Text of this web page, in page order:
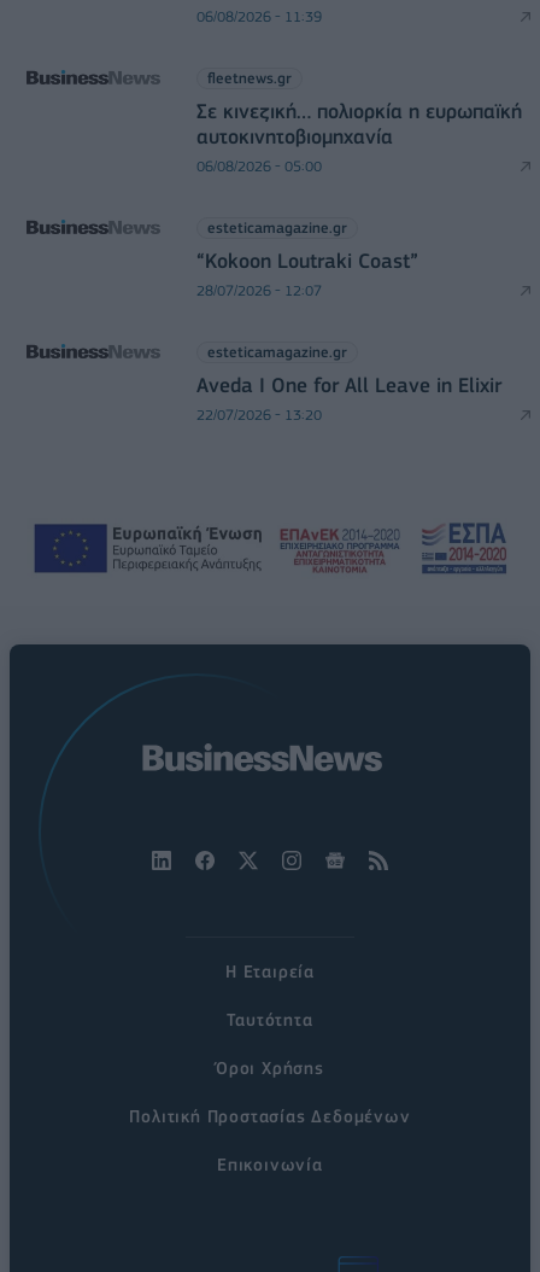
06/08/2026 - 11:39
fleetnews.gr
Σε κινεζική… πολιορκία η ευρωπαϊκή
αυτοκινητοβιομηχανία
06/08/2026 - 05:00
esteticamagazine.gr
“Kokoon Loutraki Coast”
28/07/2026 - 12:07
esteticamagazine.gr
Aveda I One for All Leave in Elixir
22/07/2026 - 13:20
Η Εταιρεία
Ταυτότητα
Όροι Χρήσης
Πολιτική Προστασίας Δεδομένων
Επικοινωνία